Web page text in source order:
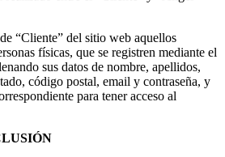
“Cliente” del sitio web aquellos
físicas, que se registren mediante el
sus datos de nombre, apellidos,
código postal, email y contraseña, y
para tener acceso al